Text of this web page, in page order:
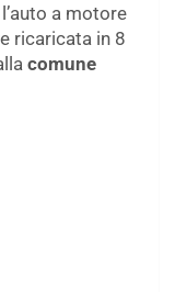
a motore
ricaricata in 8
comune